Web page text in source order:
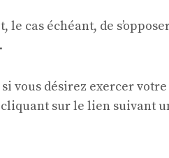
le cas échéant, de
désirez exercer votre
sur le lien suivant